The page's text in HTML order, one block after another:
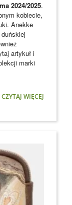
2024/2025.
kobiecie,
Anekke
duńskiej
artykuł i
marki
CZYTAJ WIĘCEJ